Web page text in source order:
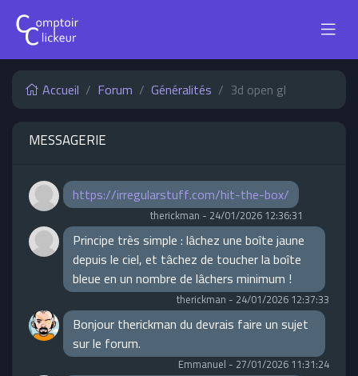
Accueil Forum Généralités 3d open gl
MESSAGERIE
https://irregularstuff.com/hit-the-box/
therickman - 24/01/2026 12:36:31
Principe très simple : lâchez une boîte jaune
depuis le ciel, et tâchez de toucher la boîte
bleue en un nombre de lâchers minimum !
therickman - 24/01/2026 12:37:33
Bonjour therickman du devrais faire un sujet
sur le forum.
Emmanuel - 27/01/2026 11:31:24